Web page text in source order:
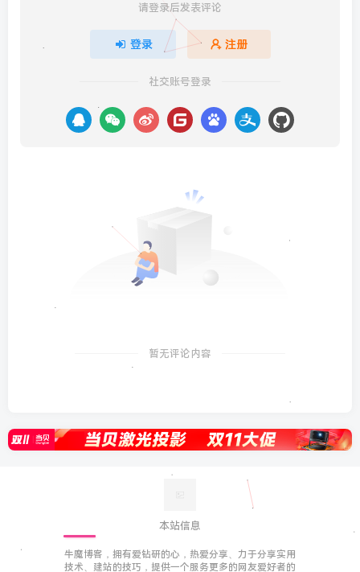
请登录后发表评论
登录 注册
社交账号登录
暂无评论内容
本站信息
牛魔博客，拥有爱钻研的心，热爱分享、力于分享实用
技术、建站的技巧，提供一个服务更多的网友爱好者的